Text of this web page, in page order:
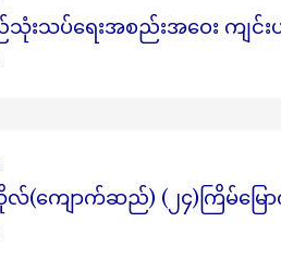
းသပ်ရေးအစည်းအဝေး ကျင်းပ
(ကျောက်ဆည်) (၂၄)ကြိမ်မြေ